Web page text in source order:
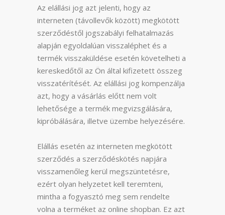
Az elállási jog azt jelenti, hogy az
interneten (távollevők között) megkötött
szerződéstől jogszabályi felhatalmazás
alapján egyoldalúan visszaléphet és a
termék visszaküldése esetén követelheti a
kereskedőtől az Ön által kifizetett összeg
visszatérítését. Az elállási jog kompenzálja
azt, hogy a vásárlás előtt nem volt
lehetősége a termék megvizsgálására,
kipróbálására, illetve üzembe helyezésére.
Elállás esetén az interneten megkötött
szerződés a szerződéskötés napjára
visszamenőleg kerül megszüntetésre,
ezért olyan helyzetet kell teremteni,
mintha a fogyasztó meg sem rendelte
volna a terméket az online shopban. Ez azt